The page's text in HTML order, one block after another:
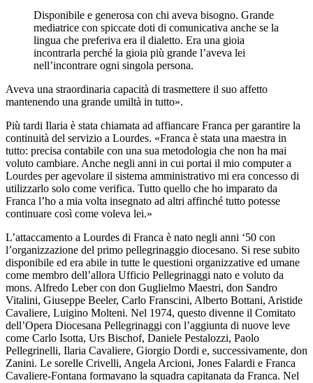
Disponibile e generosa con chi aveva bisogno. Grande
mediatrice con spiccate doti di comunicativa anche se la
lingua che preferiva era il dialetto. Era una gioia
incontrarla perché la gioia più grande l’aveva lei
nell’incontrare ogni singola persona.
Aveva una straordinaria capacità di trasmettere il suo affetto
mantenendo una grande umiltà in tutto».
Più tardi Ilaria è stata chiamata ad affiancare Franca per garantire la
continuità del servizio a Lourdes. «Franca è stata una maestra in
tutto: precisa contabile con una sua metodologia che non ha mai
voluto cambiare. Anche negli anni in cui portai il mio computer a
Lourdes per agevolare il sistema amministrativo mi era concesso di
utilizzarlo solo come verifica. Tutto quello che ho imparato da
Franca l’ho a mia volta insegnato ad altri affinché tutto potesse
continuare così come voleva lei.»
L’attaccamento a Lourdes di Franca è nato negli anni ‘50 con
l’organizzazione del primo pellegrinaggio diocesano. Si rese subito
disponibile ed era abile in tutte le questioni organizzative ed umane
come membro dell’allora Ufficio Pellegrinaggi nato e voluto da
mons. Alfredo Leber con don Guglielmo Maestri, don Sandro
Vitalini, Giuseppe Beeler, Carlo Franscini, Alberto Bottani, Aristide
Cavaliere, Luigino Molteni. Nel 1974, questo divenne il Comitato
dell’Opera Diocesana Pellegrinaggi con l’aggiunta di nuove leve
come Carlo Isotta, Urs Bischof, Daniele Pestalozzi, Paolo
Pellegrinelli, Ilaria Cavaliere, Giorgio Dordi e, successivamente, don
Zanini. Le sorelle Crivelli, Angela Arcioni, Jones Falardi e Franca
Cavaliere-Fontana formavano la squadra capitanata da Franca. Nel